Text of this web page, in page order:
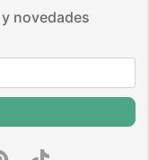
novedades